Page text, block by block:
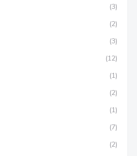
(3)
(2)
(3)
(12)
(1)
(2)
(1)
(7)
(2)